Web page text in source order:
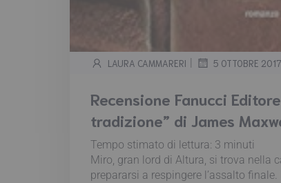
LAURA CAMMARERI | 5 OTTOBRE 2017
Recensione Fanucci
tradizione” di James
Tempo stimato di lettura: 3 minuti
Miro, gran lord di Altura, si trova nella
prepararsi a respingere l’assalto